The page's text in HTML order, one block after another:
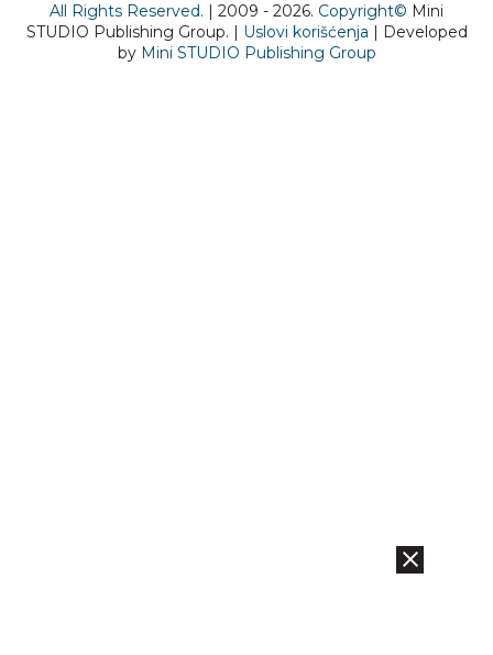
All Rights Reserved. | 2009 - 2026. Copyright© Mini
STUDIO Publishing Group. | Uslovi korišćenja | Developed
by Mini STUDIO Publishing Group